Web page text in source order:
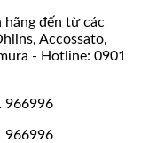
hãng đến từ các
Accossato,
- Hotline: 0901
966996
966996